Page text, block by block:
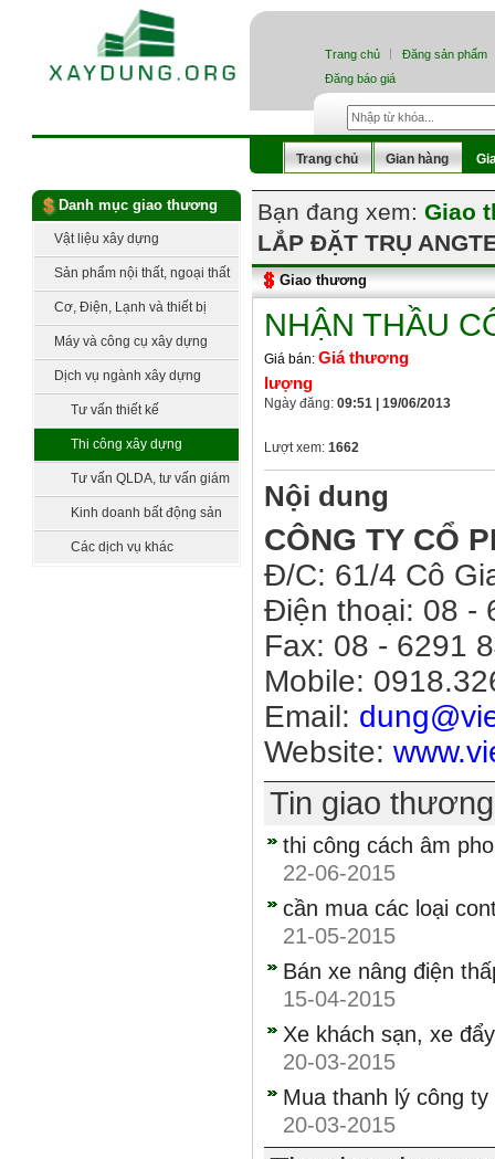
Trang chủ
Đăng sản phẩm
Đăng báo giá
Trang chủ Gian hàng
Danh mục giao thương
Vật liệu xây dựng
Sản phẩm nội thất, ngoại thất
Cơ, Điện, Lạnh và thiết bị
công nghệ
Máy và công cụ xây dựng
Dịch vụ ngành xây dựng
Tư vấn thiết kế
Thi công xây dựng
Tư vấn QLDA, tư vấn giám
Kinh doanh bất động sản
Các dịch vụ khác
Bạn đang xem: Giao
LẮP ĐẶT TRỤ
Giao thương
NHẬN THẦU
Giá bán: Giá thương
lượng
Ngày đăng: 09:51 | 19/06/2013
Lượt xem: 1662
Nội dung
CÔNG TY CỔ
Đ/C: 61/4 Cô
Điện thoại: 08 -
Fax: 08 - 6291
Mobile:
Email:
Website:
Tin giao
thi công cách âm
22-06-2015
cần mua các loại
21-05-2015
Bán xe nâng điện
15-04-2015
Xe khách sạn, xe
20-03-2015
Mua thanh lý công ty
20-03-2015